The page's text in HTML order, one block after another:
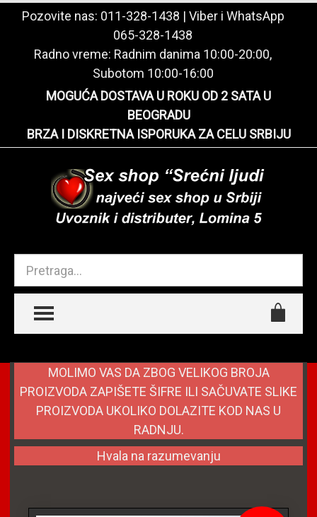
Pozovite nas: 011-328-1438 | Viber i WhatsApp
065-328-1438
Radno vreme: Radnim danima 10:00-20:00,
Subotom 10:00-16:00
MOGUĆA DOSTAVA U ROKU OD 2 SATA U
BEOGRADU
BRZA I DISKRETNA ISPORUKA ZA CELU SRBIJU
TOGGLE MENU
MOLIMO VAS DA ZBOG VELIKOG BROJA
PROIZVODA ZAPIŠETE ŠIFRE ILI SAČUVATE SLIKE
PROIZVODA UKOLIKO DOLAZITE KOD NAS U
RADNJU.
Hvala na razumevanju